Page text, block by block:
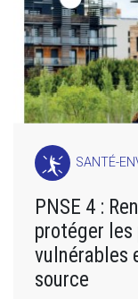
SANTÉ-
PNSE 4 :
protéger
vulnérables
source